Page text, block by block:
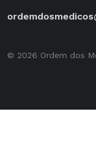
© 2026 Ordem dos